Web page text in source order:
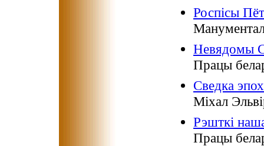
Роспісы
Невядомы
Працы
Сведка
Міхал
Рэшткі
Працы